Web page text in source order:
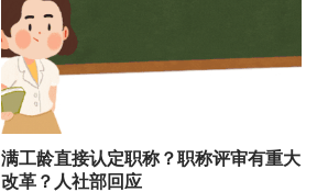
满工龄直接认定职称？职称评审有重大
改革？人社部回应